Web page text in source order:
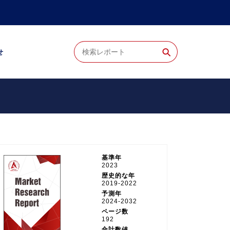
⚲
基準年
2023
歴史的な年
2019-2022
予測年
2024-2032
ページ数
192